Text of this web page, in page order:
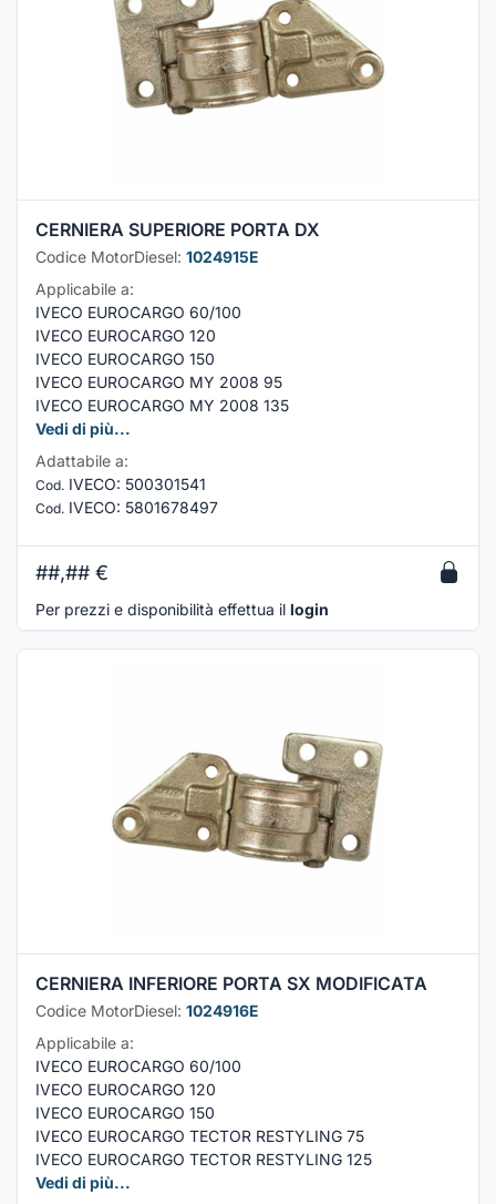
CERNIERA SUPERIORE PORTA DX
Codice MotorDiesel: 1024915E
Applicabile a:
IVECO EUROCARGO 60/100
IVECO EUROCARGO 120
IVECO EUROCARGO 150
IVECO EUROCARGO MY 2008 95
IVECO EUROCARGO MY 2008 135
Vedi di più...
Adattabile a:
Cod. IVECO: 500301541
Cod. IVECO: 5801678497
##,## €
Per prezzi e disponibilità effettua il login
CERNIERA INFERIORE PORTA SX MODIFICATA
Codice MotorDiesel: 1024916E
Applicabile a:
IVECO EUROCARGO 60/100
IVECO EUROCARGO 120
IVECO EUROCARGO 150
IVECO EUROCARGO TECTOR RESTYLING 75
IVECO EUROCARGO TECTOR RESTYLING 125
Vedi di più...